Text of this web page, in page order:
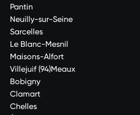
Pantin
Neuilly-sur-Seine
Sarcelles
Le Blanc-Mesnil
Maisons-Alfort
Villejuif (94)Meaux
Bobigny
Clamart
Chelles